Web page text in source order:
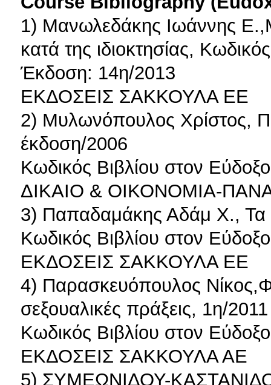
1) Μανωλεδάκης Ιωάννης
κατά της ιδιοκτησίας,
Έκδοση: 14η/2013
ΕΚΔΟΣΕΙΣ ΣΑΚΚΟΥΛΑ ΕΕ
2) Μυλωνόπουλος Χρίστος,
έκδοση/2006
Κωδικός Βιβλίου στον
ΔΙΚΑΙΟ & ΟΙΚΟΝΟΜΙΑ-
3) Παπαδαμάκης Αδάμ Χ., Τα
Κωδικός Βιβλίου στον
ΕΚΔΟΣΕΙΣ ΣΑΚΚΟΥΛΑ ΕΕ
4) Παρασκευόπουλος
σεξουαλικές πράξεις, 1η/2011
Κωδικός Βιβλίου στον
ΕΚΔΟΣΕΙΣ ΣΑΚΚΟΥΛΑ ΑΕ
5) ΣΥΜΕΩΝΙΔΟΥ-